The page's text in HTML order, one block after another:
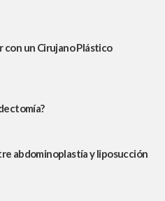
con un Cirujano Plástico
abdominoplastía y liposucción